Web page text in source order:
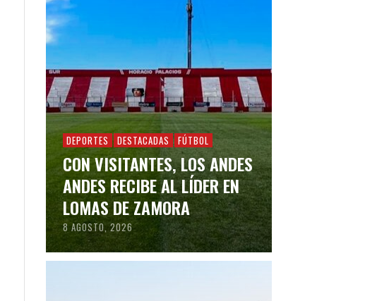
DEPORTES DESTACADAS FÚTBOL
CON VISITANTES, LOS ANDES
ANDES RECIBE AL LÍDER EN
LOMAS DE ZAMORA
8 AGOSTO, 2026